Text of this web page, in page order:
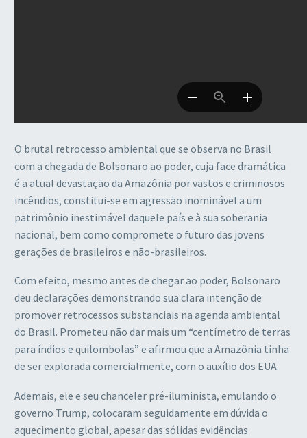
O brutal retrocesso ambiental que se observa no Brasil
com a chegada de Bolsonaro ao poder, cuja face dramática
é a atual devastação da Amazônia por vastos e criminosos
incêndios, constitui-se em agressão inominável a um
patrimônio inestimável daquele país e à sua soberania
nacional, bem como compromete o futuro das jovens
gerações de brasileiros e não-brasileiros.
Com efeito, mesmo antes de chegar ao poder, Bolsonaro
deu declarações demonstrando sua clara intenção de
promover retrocessos substanciais na agenda ambiental
do Brasil. Prometeu não dar mais um “centímetro de terras
para índios e quilombolas” e afirmou que a Amazônia tinha
de ser explorada comercialmente, com o auxílio dos EUA.
Ademais, ele e seu chanceler pré-iluminista, emulando o
governo Trump, colocaram seguidamente em dúvida o
aquecimento global, apesar das sólidas evidências